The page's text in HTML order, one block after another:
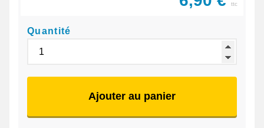
ttc
Quantité
Ajouter au panier